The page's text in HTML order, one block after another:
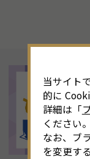
当サイト
的に
詳細は「
ください。
なお、ブ
を変更す